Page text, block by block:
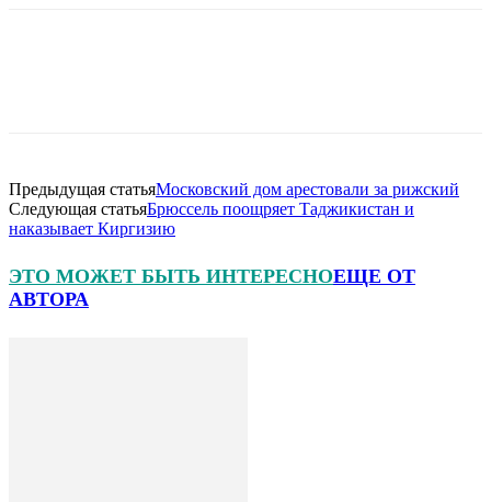
Предыдущая статьяМосковский дом арестовали за рижский
Следующая статьяБрюссель поощряет Таджикистан и
наказывает Киргизию
ЭТО МОЖЕТ БЫТЬ ИНТЕРЕСНОЕЩЕ ОТ
АВТОРА